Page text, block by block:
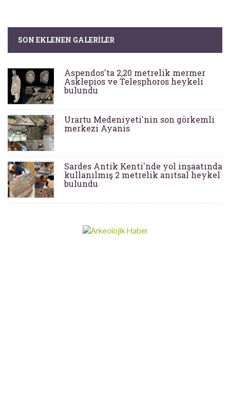
SON EKLENEN GALERILER
Aspendos'ta 2,20 metrelik mermer
Asklepios ve Telesphoros heykeli
bulundu
Urartu Medeniyeti'nin son görkemli
merkezi Ayanis
Sardes Antik Kenti'nde yol inşaatında
kullanılmış 2 metrelik anıtsal heykel
bulundu